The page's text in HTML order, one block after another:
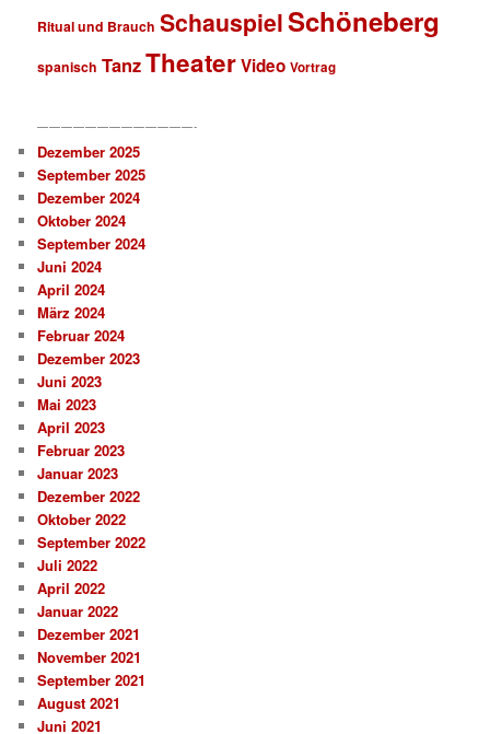
Ritual und Brauch SchauspielSchöneberg
spanisch TanzTheaterVideo Vortrag
—————————————-
Dezember 2025
September 2025
Dezember 2024
Oktober 2024
September 2024
Juni 2024
April 2024
März 2024
Februar 2024
Dezember 2023
Juni 2023
Mai 2023
April 2023
Februar 2023
Januar 2023
Dezember 2022
Oktober 2022
September 2022
Juli 2022
April 2022
Januar 2022
Dezember 2021
November 2021
September 2021
August 2021
Juni 2021